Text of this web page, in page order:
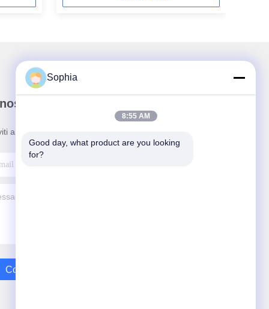
newsletter
alla nostra newsletter per sconti e altro ancora.
Contattaci
Sophia
8:55 AM
Good day, what product are you looking
for?